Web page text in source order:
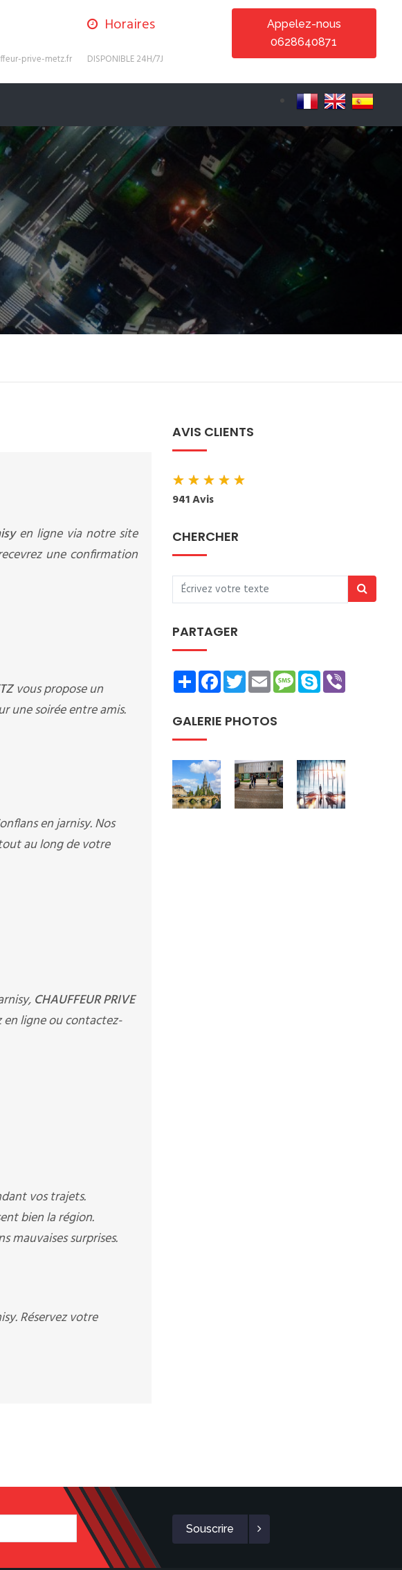
prive-metz.fr
Horaires
DISPONIBLE 24H/7J
Appelez-nous
0628640871
en ligne via notre site
une confirmation
vous propose un
une soirée entre amis.
en jarnisy. Nos
au long de votre
CHAUFFEUR PRIVE
en ligne ou contactez-
vos trajets.
bien la région.
mauvaises surprises.
Réservez votre
AVIS CLIENTS
★★★★★
941 Avis
CHERCHER
PARTAGER
ShareFacebookTwitterEmailMessage
Skype
GALERIE PHOTOS
Souscrire